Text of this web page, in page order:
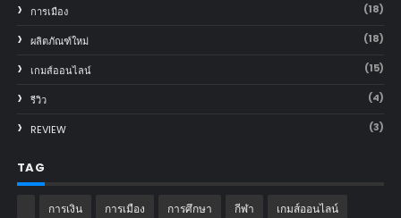
การเมือง (18)
ผลิตภัณฑ์ใหม่ (18)
เกมส์ออนไลน์ (15)
รีวิว (4)
REVIEW (3)
TAG
การเงิน การเมือง การศึกษา กีฬา เกมส์ออนไลน์